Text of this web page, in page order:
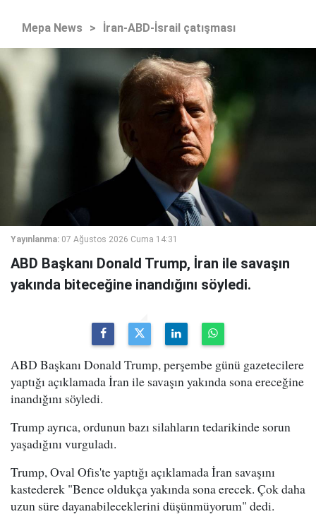
Mepa News > İran-ABD-İsrail çatışması
Yayınlanma: 07 Ağustos 2026 Cuma 14:31
ABD Başkanı Donald Trump, İran ile savaşın
yakında biteceğine inandığını söyledi.
ABD Başkanı Donald Trump, perşembe günü gazetecilere
yaptığı açıklamada İran ile savaşın yakında sona ereceğine
inandığını söyledi.
Trump ayrıca, ordunun bazı silahların tedarikinde sorun
yaşadığını vurguladı.
Trump, Oval Ofis'te yaptığı açıklamada İran savaşını
kastederek "Bence oldukça yakında sona erecek. Çok daha
uzun süre dayanabileceklerini düşünmüyorum" dedi.